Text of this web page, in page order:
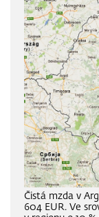
Čistá mzda v
604 EUR. Ve